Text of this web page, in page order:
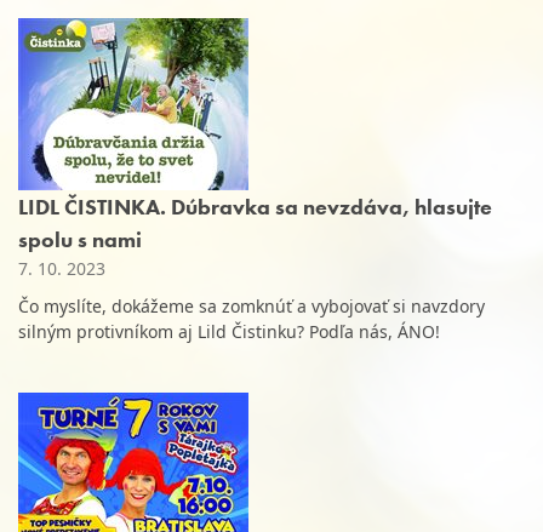
LIDL ČISTINKA. Dúbravka sa nevzdáva, hlasujte
spolu s nami
7. 10. 2023
Čo myslíte, dokážeme sa zomknúť a vybojovať si navzdory
silným protivníkom aj Lild Čistinku? Podľa nás, ÁNO!